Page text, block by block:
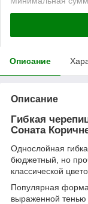
Описание
Описание
Гибкая
Соната
Однослойная
бюджетный, но
классической
Популярная
выраженной